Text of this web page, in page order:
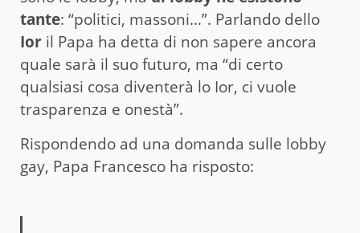
tante: “politici, massoni…”. Parlando dello
Ior il Papa ha detta di non sapere ancora
quale sarà il suo futuro, ma “di certo
qualsiasi cosa diventerà lo Ior, ci vuole
trasparenza e onestà”.
Rispondendo ad una domanda sulle lobby
gay, Papa Francesco ha risposto: